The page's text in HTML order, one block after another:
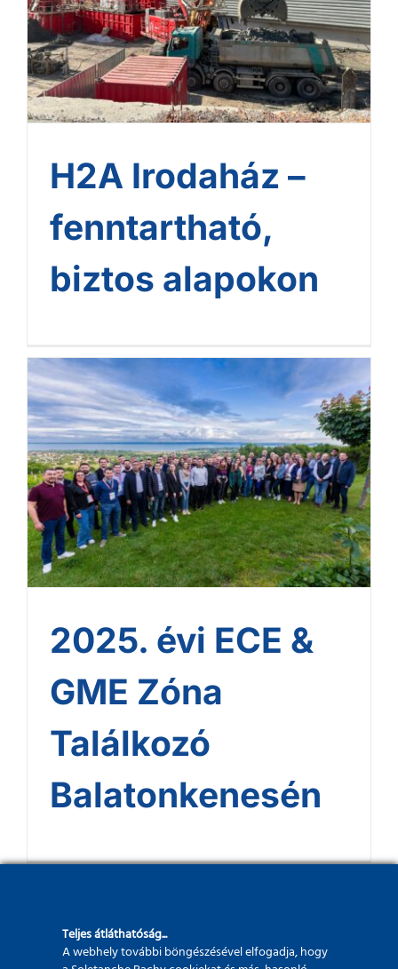
alapokon
H2A Irodaház –
fenntartható,
biztos alapokon
2025. évi ECE & GME Zóna
Találkozó Balatonkenesén
2025. évi ECE &
GME Zóna
Találkozó
Balatonkenesén
Teljes átláthatóság...
A webhely további böngészésével elfogadja, hogy